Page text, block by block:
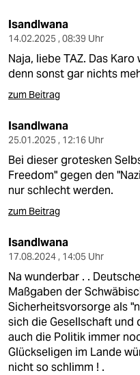
Isandlwana
14.02.2025 , 08:39 Uhr
Naja, liebe TAZ. Das
denn sonst gar nichts
zum Beitrag
Isandlwana
25.01.2025 , 12:16 Uhr
Bei dieser grotesken
Freedom" gegen den
nur schlecht werden.
zum Beitrag
Isandlwana
17.08.2024 , 14:05 Uhr
Na wunderbar . .
Maßgaben der
Sicherheitsvorsorge als
sich die Gesellschaft
auch die Politik immer
Glückseligen im Lande
nicht so schlimm ! .